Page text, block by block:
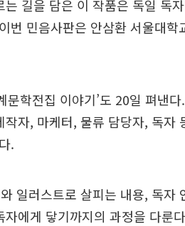
길을 담은 이 작품은 독일 독
번 민음사판은 안삼환 서울대학
문학전집 이야기’도 20일 펴낸
자, 마케터, 물류 담당자, 독자
.
일러스트로 살피는 내용, 독자
에게 닿기까지의 과정을 다룬